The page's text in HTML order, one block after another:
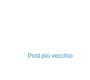
Post più vecchio